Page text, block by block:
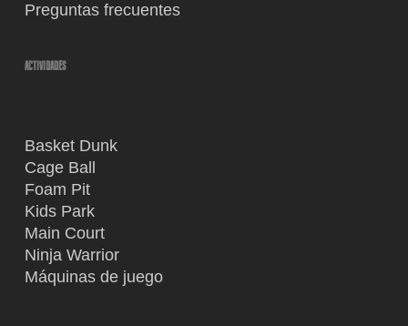
Preguntas frecuentes
ACTIVIDADES
Basket Dunk
Cage Ball
Foam Pit
Kids Park
Main Court
Ninja Warrior
Máquinas de juego